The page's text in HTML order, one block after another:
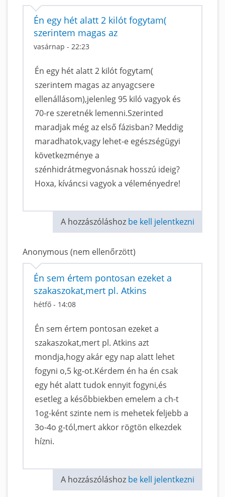
Én egy hét alatt 2 kilót fogytam(
szerintem magas az
vasárnap - 22:23
Én egy hét alatt 2 kilót fogytam(
szerintem magas az anyagcsere
ellenállásom),jelenleg 95 kiló vagyok és
70-re szeretnék lemenni.Szerinted
maradjak még az első fázisban? Meddig
maradhatok,vagy lehet-e egészségügyi
következménye a
szénhidrátmegvonásnak hosszú ideig?
Hoxa, kíváncsi vagyok a véleményedre!
A hozzászóláshoz be kell jelentkezni
Anonymous (nem ellenőrzött)
Én sem értem pontosan ezeket a
szakaszokat,mert pl. Atkins
hétfő - 14:08
Én sem értem pontosan ezeket a
szakaszokat,mert pl. Atkins azt
mondja,hogy akár egy nap alatt lehet
fogyni o,5 kg-ot.Kérdem én ha én csak
egy hét alatt tudok ennyit fogyni,és
esetleg a későbbiekben emelem a ch-t
1og-ként szinte nem is mehetek feljebb a
3o-4o g-tól,mert akkor rögtön elkezdek
hízni.
A hozzászóláshoz be kell jelentkezni